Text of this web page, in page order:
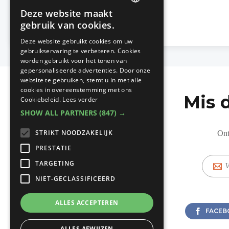
Mis
E-
mail
Deze website maakt
gebruik van cookies.
Deze website gebruikt cookies om uw
gebruikservaring te verbeteren. Cookies
worden gebruikt voor het tonen van
gepersonaliseerde advertenties. Door onze
website te gebruiken, stemt u in met alle
cookies in overeenstemming met ons
Cookiebeleid. Lees verder
SHOW ALL PARTNERS (847) →
STRIKT NOODZAKELIJK
PRESTATIE
TARGETING
NIET-GECLASSIFICEERD
ALLES ACCEPTEREN